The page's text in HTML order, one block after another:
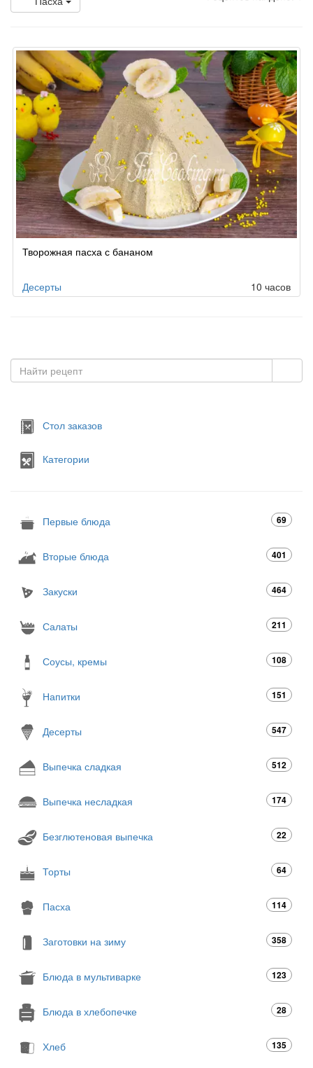
Творожная пасха с бананом
Десерты 10 часов
Стол заказов
Категории
Первые блюда 69
Вторые блюда 401
Закуски 464
Салаты 211
Соусы, кремы 108
Напитки 151
Десерты 547
Выпечка сладкая 512
Выпечка несладкая 174
Безглютеновая выпечка 22
Торты 64
Пасха 114
Заготовки на зиму 358
Блюда в мультиварке 123
Блюда в хлебопечке 28
Хлеб 135